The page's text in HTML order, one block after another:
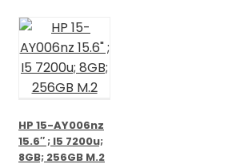
HP 15-AY006nz
15.6″ ; I5 7200u;
8GB; 256GB M.2